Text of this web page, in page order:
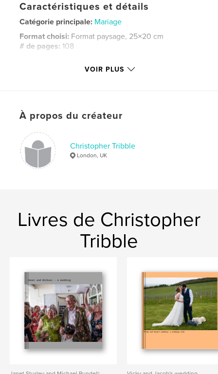
Caractéristiques et détails
Catégorie principale: Mariage
Format choisi: Format paysage, 25×20 cm
# de pages: 108
Couverture rigide, jaquette: 9780464867630
Mots-clés
VOIR PLUS
À propos du créateur
Christopher Tribble
London, UK
Livres de Christopher
Tribble